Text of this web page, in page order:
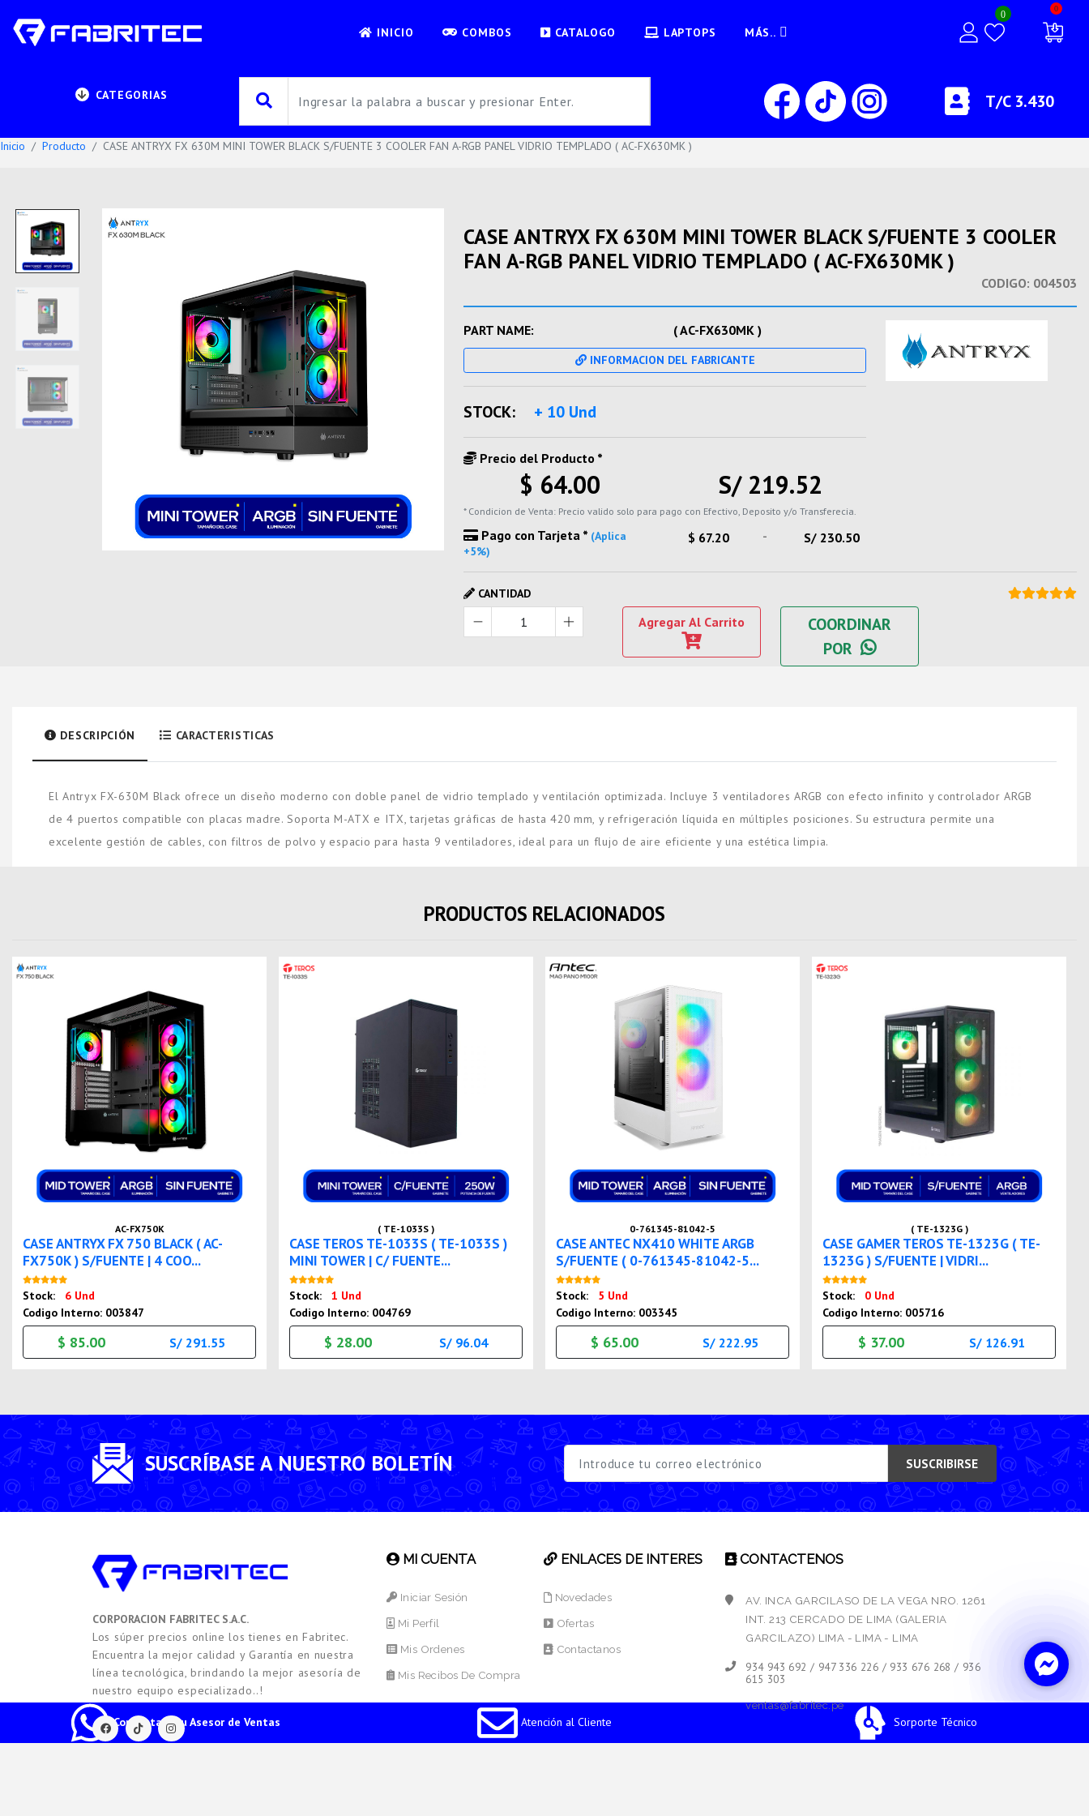
INICIO COMBOS CATALOGO LAPTOPS MÁS..
0
0
CATEGORIAS T/C 3.430
Inicio Producto CASE ANTRYX FX 630M MINI TOWER BLACK S/FUENTE 3 COOLER FAN A-RGB PANEL VIDRIO TEMPLADO ( AC-FX630MK )
CASE ANTRYX FX 630M MINI TOWER BLACK S/FUENTE 3 COOLER
FAN A-RGB PANEL VIDRIO TEMPLADO ( AC-FX630MK )
CODIGO: 004503
PART NAME: ( AC-FX630MK )
INFORMACION DEL FABRICANTE
STOCK: + 10 Und
Precio del Producto *
$ 64.00 S/ 219.52
* Condicion de Venta: Precio valido solo para pago con Efectivo, Deposito y/o Transferecia.
Pago con Tarjeta * (Aplica
+5%)
$ 67.20 - S/ 230.50
CANTIDAD
Agregar Al Carrito
COORDINAR
POR
DESCRIPCIÓN CARACTERISTICAS
El Antryx FX-630M Black ofrece un diseño moderno con doble panel de vidrio templado y ventilación optimizada. Incluye 3 ventiladores ARGB con efecto infinito y controlador ARGB
de 4 puertos compatible con placas madre. Soporta M-ATX e ITX, tarjetas gráficas de hasta 420 mm, y refrigeración líquida en múltiples posiciones. Su estructura permite una
excelente gestión de cables, con filtros de polvo y espacio para hasta 9 ventiladores, ideal para un flujo de aire eficiente y una estética limpia.
PRODUCTOS RELACIONADOS
AC-FX750K
CASE ANTRYX FX 750 BLACK ( AC-
FX750K ) S/FUENTE | 4 COO...
Stock:
6 Und
Codigo Interno: 003847
$ 85.00 S/ 291.55
( TE-1033S )
CASE TEROS TE-1033S ( TE-1033S )
MINI TOWER | C/ FUENTE...
Stock:
1 Und
Codigo Interno: 004769
$ 28.00 S/ 96.04
0-761345-81042-5
CASE ANTEC NX410 WHITE ARGB
S/FUENTE ( 0-761345-81042-5...
Stock:
5 Und
Codigo Interno: 003345
$ 65.00 S/ 222.95
( TE-1323G )
CASE GAMER TEROS TE-1323G ( TE-
1323G ) S/FUENTE | VIDRI...
Stock:
0 Und
Codigo Interno: 005716
$ 37.00 S/ 126.91
SUSCRÍBASE A NUESTRO BOLETÍN SUSCRIBIRSE
Contacta a tu Asesor de Ventas Atención al Cliente Sorporte Técnico
CORPORACION FABRITEC S.A.C.
Los súper precios online los tienes en Fabritec.
Encuentra la mejor calidad y Garantía en nuestra
línea tecnológica, brindando la mejor asesoría de
nuestro equipo especializado..!
MI CUENTA
Iniciar Sesión
Mi Perfil
Mis Ordenes
Mis Recibos De Compra
ENLACES DE INTERES
Novedades
Ofertas
Contactanos
CONTACTENOS
AV. INCA GARCILASO DE LA VEGA NRO. 1261
INT. 213 CERCADO DE LIMA (GALERIA
GARCILAZO) LIMA - LIMA - LIMA
934 943 692 / 947 336 226 / 933 676 268 / 936
615 303
ventas@fabritec.pe